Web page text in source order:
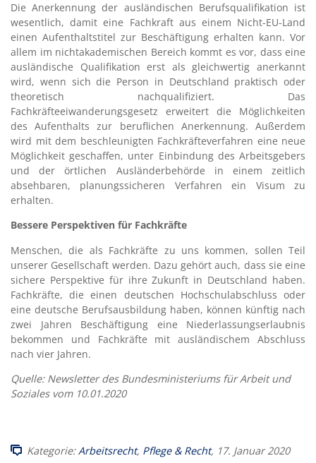
Die Anerkennung der ausländischen Berufsqualifikation ist
wesentlich, damit eine Fachkraft aus einem Nicht-EU-Land
einen Aufenthaltstitel zur Beschäftigung erhalten kann. Vor
allem im nichtakademischen Bereich kommt es vor, dass eine
ausländische Qualifikation erst als gleichwertig anerkannt
wird, wenn sich die Person in Deutschland praktisch oder
theoretisch nachqualifiziert. Das
Fachkräfteeiwanderungsgesetz erweitert die Möglichkeiten
des Aufenthalts zur beruflichen Anerkennung. Außerdem
wird mit dem beschleunigten Fachkräfteverfahren eine neue
Möglichkeit geschaffen, unter Einbindung des Arbeitsgebers
und der örtlichen Ausländerbehörde in einem zeitlich
absehbaren, planungssicheren Verfahren ein Visum zu
erhalten.
Bessere Perspektiven für Fachkräfte
Menschen, die als Fachkräfte zu uns kommen, sollen Teil
unserer Gesellschaft werden. Dazu gehört auch, dass sie eine
sichere Perspektive für ihre Zukunft in Deutschland haben.
Fachkräfte, die einen deutschen Hochschulabschluss oder
eine deutsche Berufsausbildung haben, können künftig nach
zwei Jahren Beschäftigung eine Niederlassungserlaubnis
bekommen und Fachkräfte mit ausländischem Abschluss
nach vier Jahren.
Quelle: Newsletter des Bundesministeriums für Arbeit und
Soziales vom 10.01.2020
Kategorie:Arbeitsrecht, Pflege & Recht, 17. Januar 2020